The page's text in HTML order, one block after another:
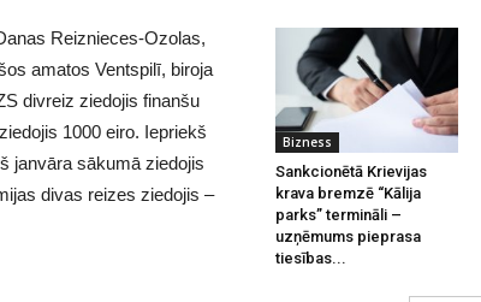
Reiznieces-Ozolas,
amatos Ventspilī, biroja
divreiz ziedojis finanšu
1000 eiro. Iepriekš
janvāra sākumā ziedojis
divas reizes ziedojis –
Bizness
Sankcionētā Krievijas
krava bremzē “Kālija
parks” termināli –
uzņēmums pieprasa
tiesības...